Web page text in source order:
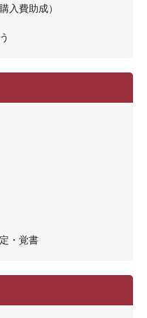
入費助成）
・覚書